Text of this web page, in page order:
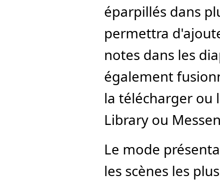
éparpillés dans
permettra
notes dans les
également
la télécharger ou
Library ou
Le mode
les scènes les